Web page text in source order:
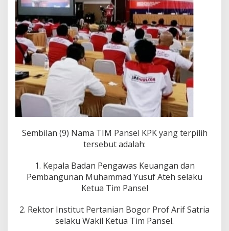
K
P
K
2
0
4
0
2
9
Sembilan (9) Nama TIM Pansel KPK yang terpilih
tersebut adalah:
1. Kepala Badan Pengawas Keuangan dan
Pembangunan Muhammad Yusuf Ateh selaku
Ketua Tim Pansel
2. Rektor Institut Pertanian Bogor Prof Arif Satria
selaku Wakil Ketua Tim Pansel.